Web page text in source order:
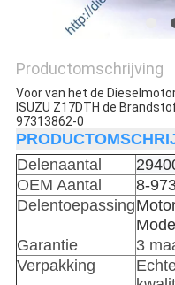
Productomschrijving
Voor van het de
ISUZU Z17DTH de
97313862-0
Delenaantal
OEM Aantal
8-
Delentoepassing
Garantie
3
Verpakking